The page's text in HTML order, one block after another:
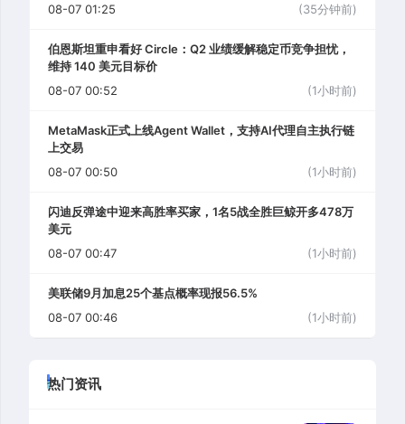
08-07 01:25
(35分钟前)
伯恩斯坦重申看好 Circle：Q2 业绩缓解稳定币竞争担忧，
维持 140 美元目标价
08-07 00:52
(1小时前)
MetaMask正式上线Agent Wallet，支持AI代理自主执行链
上交易
08-07 00:50
(1小时前)
闪迪反弹途中迎来高胜率买家，1名5战全胜巨鲸开多478万
美元
08-07 00:47
(1小时前)
美联储9月加息25个基点概率现报56.5%
08-07 00:46
(1小时前)
热门资讯